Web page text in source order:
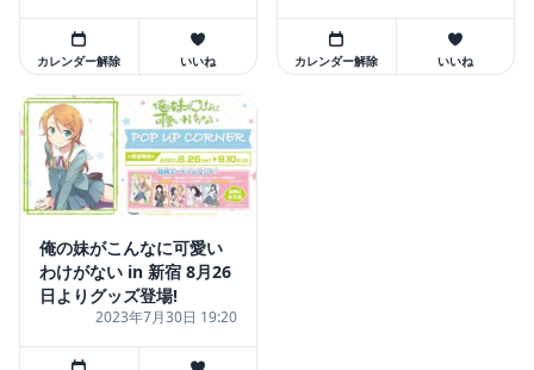
カレンダー解除 いいね カレンダー解除 いいね
俺の妹がこんなに可愛い
わけがない in 新宿 8月26
日よりグッズ登場!
2023年7月30日 19:20